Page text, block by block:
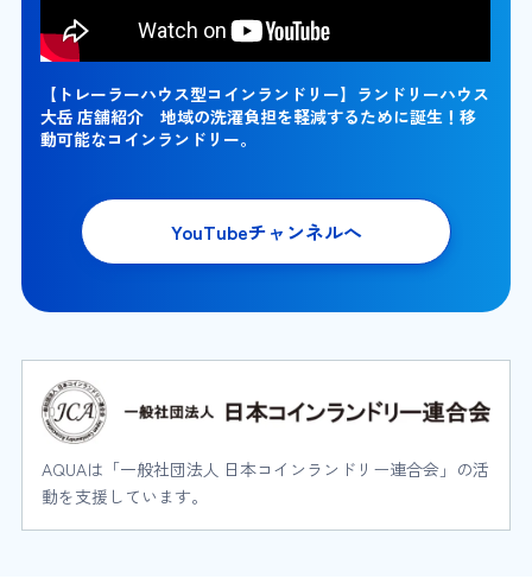
【トレーラーハウス型コインランドリー】ランドリーハウス
大岳 店舗紹介 地域の洗濯負担を軽減するために誕生！移
動可能なコインランドリー。
YouTubeチャンネルへ
AQUAは「一般社団法人 日本コインランドリー連合会」の活
動を支援しています。